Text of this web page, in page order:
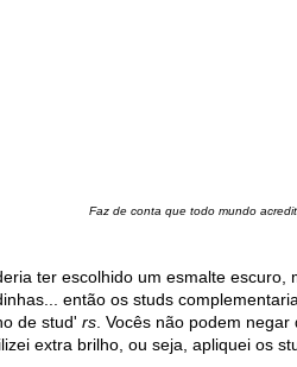
Faz de conta que todo mundo
ter escolhido um esmalte
então os studs
de stud' rs . Vocês não podem
extra brilho, ou seja, apliquei os